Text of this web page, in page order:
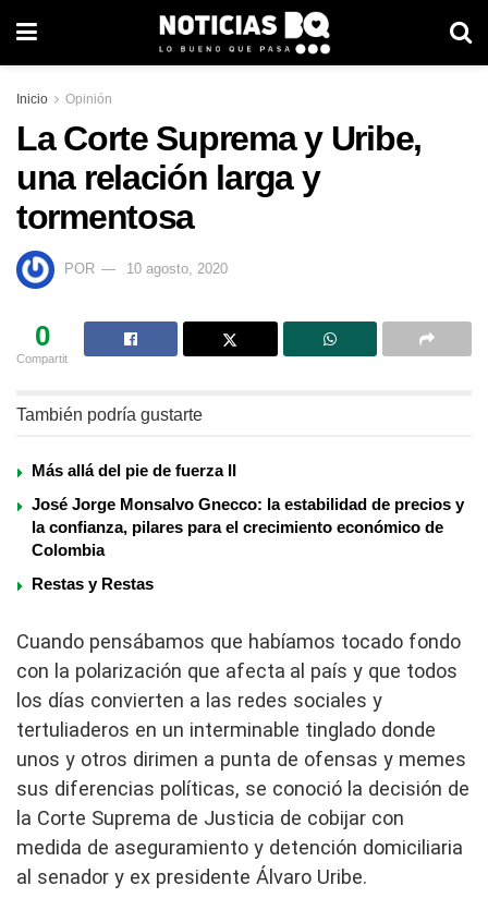
Inicio Opinión
La Corte Suprema y Uribe,
una relación larga y
tormentosa
POR 10 agosto, 2020
0
Compartit
También podría gustarte
Más allá del pie de fuerza II
José Jorge Monsalvo Gnecco: la estabilidad de precios y
la confianza, pilares para el crecimiento económico de
Colombia
Restas y Restas
Cuando pensábamos que habíamos tocado fondo
con la polarización que afecta al país y que todos
los días convierten a las redes sociales y
tertuliaderos en un interminable tinglado donde
unos y otros dirimen a punta de ofensas y memes
sus diferencias políticas, se conoció la decisión de
la Corte Suprema de Justicia de cobijar con
medida de aseguramiento y detención domiciliaria
al senador y ex presidente Álvaro Uribe.